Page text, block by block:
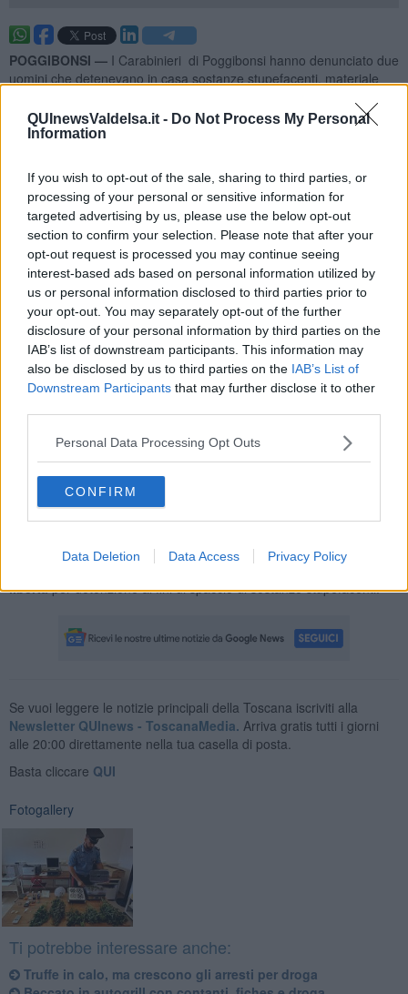
QUInewsValdelsa.it - Do Not Process My Personal
Information
If you wish to opt-out of the sale, sharing to third parties, or
processing of your personal or sensitive information for
targeted advertising by us, please use the below opt-out
section to confirm your selection. Please note that after your
opt-out request is processed you may continue seeing
interest-based ads based on personal information utilized by
us or personal information disclosed to third parties prior to
your opt-out. You may separately opt-out of the further
disclosure of your personal information by third parties on the
IAB’s list of downstream participants. This information may
also be disclosed by us to third parties on the IAB’s List of
Downstream Participants that may further disclose it to other
Personal Data Processing Opt Outs
CONFIRM
Data Deletion Data Access Privacy Policy
POGGIBONSI — I Carabinieri di Poggibonsi hanno denunciato due
uomini che detenevano in casa sostanze stupefacenti, materiale
produzione di piante di marijuana.
I Carabinieri valdelsani, in collaborazione con il Nucleo Carabinieri
l’aiuto delle locali Stazioni Carabinieri, hanno effettuato
perquisizioni domiciliari delegate dalla Procura a Foiano della
Chiana (Ar) e Monteroni d’Arbiaper la ricerca di sostanze
stupefacenti. Nel primo caso il cane dell’Arma, Batman, in servizio
al Nucleo Cinofili si è diretto immediatamente in cucina indicando
con insistenza un armadietto, al cui interno i militari hanno trovato
circa 16 grammi di sostanza stupefacente tipo “cocaina”già
suddivisa in dosi e medicinali usati, solitamente, per il taglio delle
sostanze. Contemporaneamente,
a Monteroni d’Arbia, all’arrivo
dei militari in casa, l’indagato ha consegnato spontaneamente
lo stupefacente in suo possesso.Ma i Carabinieri, in una
pertinenza della proprietà, hanno trovatouna serra artigianale per
la produzione di “marijuana”, con cinque piante dell’altezza di
un metro, nonché, 500 gr di infiorescenze di cannabis.
L’attività si è conclusa con il sequestro complessivo di
elettronici di precisione e materiale per il confezionamento dello
due uomini sono stati denunciati in stato di
libertàper detenzione ai fini di spaccio di sostanze stupefacenti.
Se vuoi leggere le notizie principali della Toscana iscriviti alla
Newsletter QUInews - ToscanaMedia. Arriva gratis tutti i giorni
alle 20:00 direttamente nella tua casella di posta.
Basta cliccare QUI
Fotogallery
Ti potrebbe interessare anche:
Truffe in calo, ma crescono gli arresti per droga